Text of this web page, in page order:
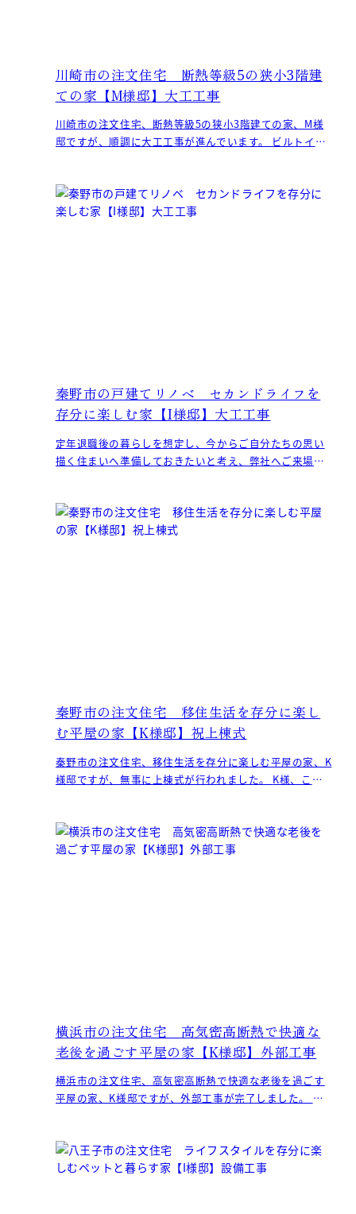
川崎市の注文住宅 断熱等級5の狭小3階建
ての家【M様邸】大工工事
川崎市の注文住宅、断熱等級5の狭小3階建ての家、M様
邸ですが、順調に大工工事が進んでいます。 ビルトイン
秦野市の戸建てリノベ セカンドライフを
存分に楽しむ家【I様邸】大工工事
定年退職後の暮らしを想定し、今からご自分たちの思い
描く住まいへ準備しておきたいと考え、弊社へご来場さ
秦野市の注文住宅 移住生活を存分に楽し
む平屋の家【K様邸】祝上棟式
秦野市の注文住宅、移住生活を存分に楽しむ平屋の家、K
様邸ですが、無事に上棟式が行われました。 K様、この
横浜市の注文住宅 高気密高断熱で快適な
老後を過ごす平屋の家【K様邸】外部工事
横浜市の注文住宅、高気密高断熱で快適な老後を過ごす
平屋の家、K様邸ですが、外部工事が完了しました。 ラ